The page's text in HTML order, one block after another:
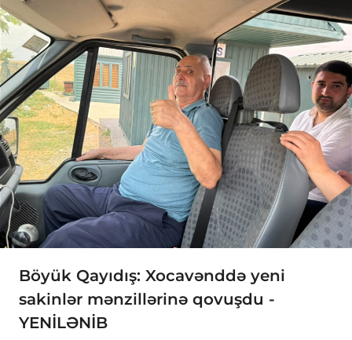
Böyük Qayıdış: Xocavənddə yeni
sakinlər mənzillərinə qovuşdu -
YENİLƏNİB